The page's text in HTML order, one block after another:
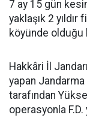
7 ay 15 gün
yaklaşık 2 yıldır
köyünde olduğu
Hakkâri İl
yapan
tarafından
operasyonla F.D.